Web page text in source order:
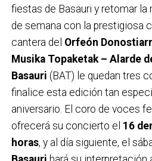
fiestas de Basauri y retomar la
de semana con la prestigiosa
cantera del Orfeón
Musika Topaketak – Alarde
Basauri (BAT) le quedan tres
finalice esta edición tan
aniversario. El coro de voces
ofrecerá su concierto el 16
horas, y al día siguiente, el